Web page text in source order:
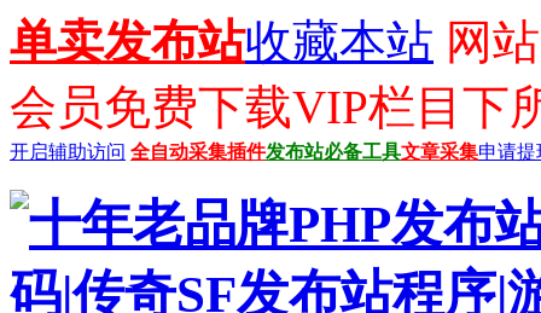
单卖发布站收藏本站 网
会员免费下载VIP栏目下
开启辅助访问 全自动采集插件发布站必备工具文章采集申请提